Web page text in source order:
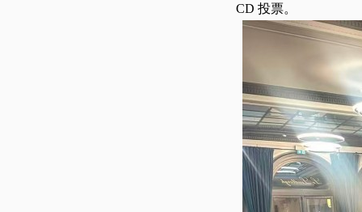
CD 投票。